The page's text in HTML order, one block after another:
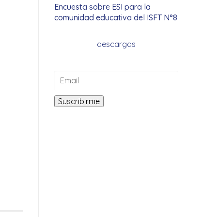
Encuesta sobre ESI para la
comunidad educativa del ISFT N°8
descargas